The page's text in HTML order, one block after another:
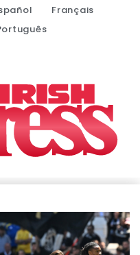
Français